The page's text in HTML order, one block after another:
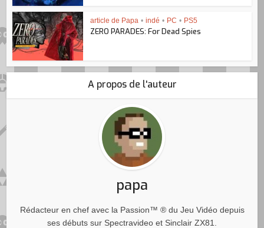
article de Papa • indé • PC • PS5
ZERO PARADES: For Dead Spies
A propos de l'auteur
papa
Rédacteur en chef avec la Passion™ ® du Jeu Vidéo depuis
ses débuts sur Spectravideo et Sinclair ZX81.